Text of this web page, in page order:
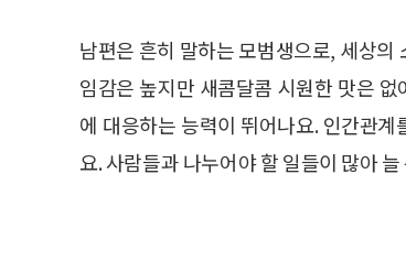
남편은 흔히 말하는 모범생으로, 세상의
임감은 높지만 새콤달콤 시원한 맛은
에 대응하는 능력이 뛰어나요. 인간관
요. 사람들과 나누어야 할 일들이 많아